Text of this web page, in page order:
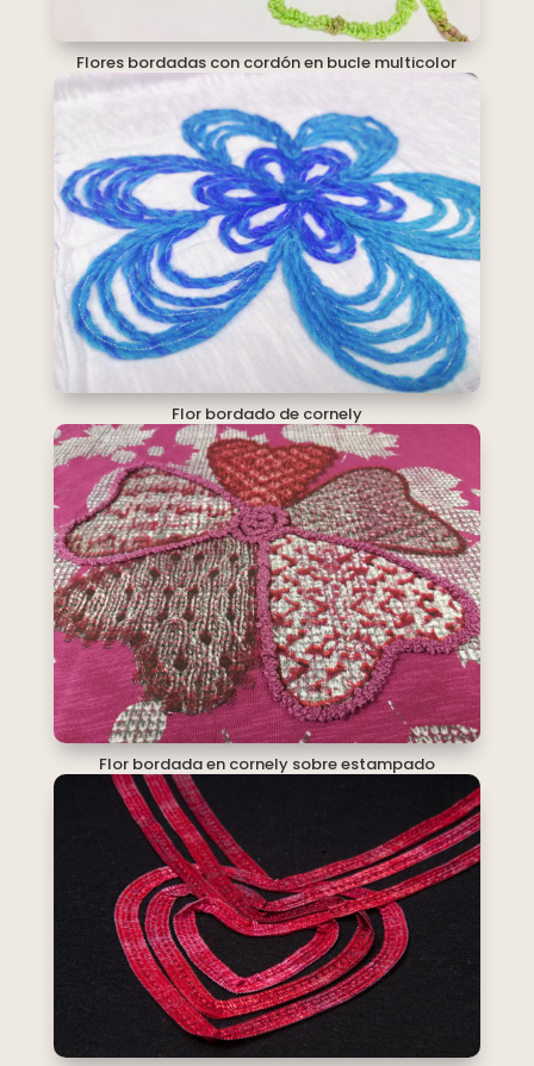
Flores bordadas con cordón en bucle multicolor
Flor bordado de cornely
Flor bordada en cornely sobre estampado